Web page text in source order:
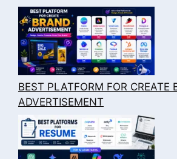
BEST PLATFORM FOR CREATE
ADVERTISEMENT